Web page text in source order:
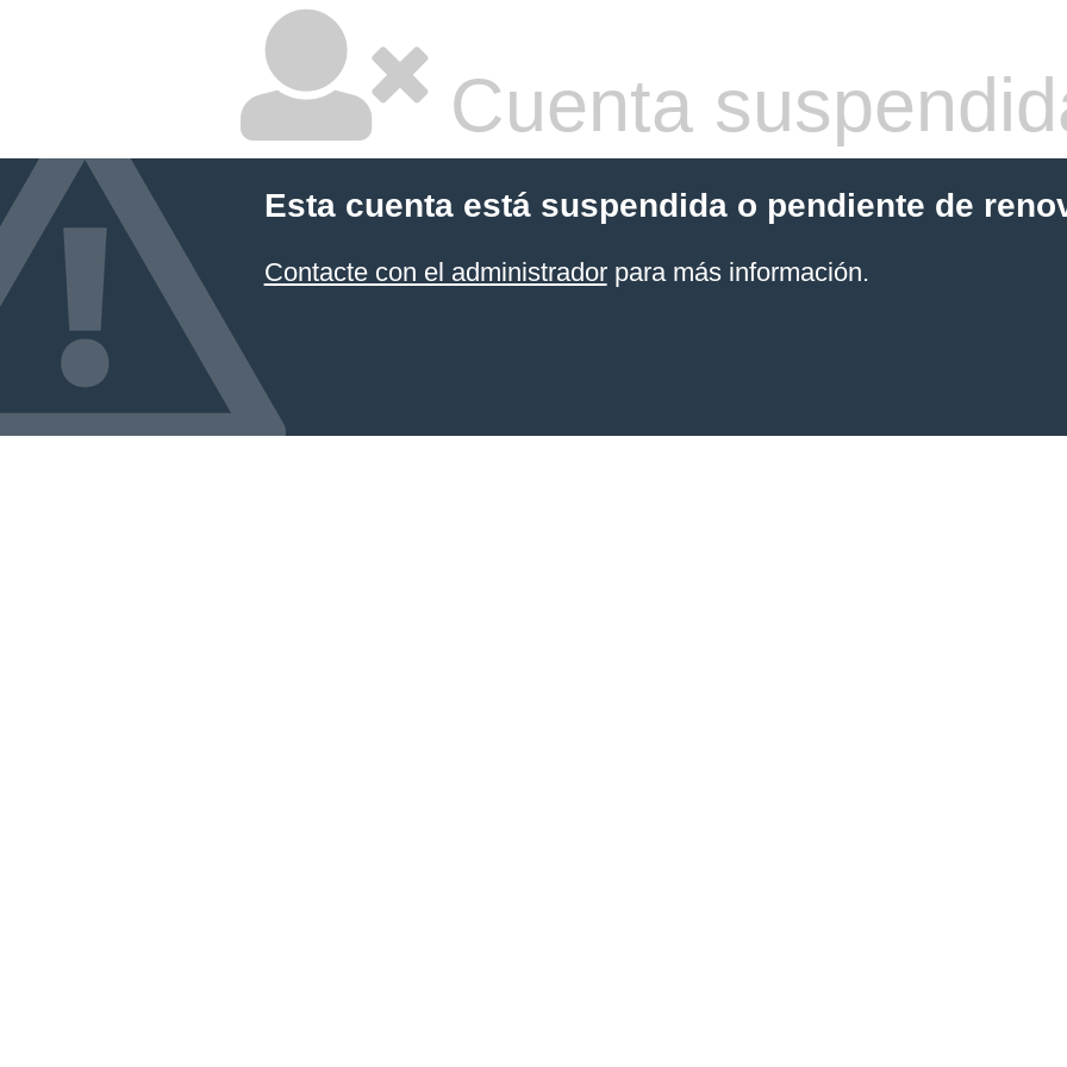
Cuenta
Esta cuenta está suspendida o pendiente de
Contacte con el administradorpara más información.